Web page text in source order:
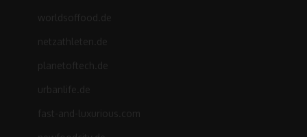
worldsoffood.de
netzathleten.de
planetoftech.de
urbanlife.de
fast-and-luxurious.com